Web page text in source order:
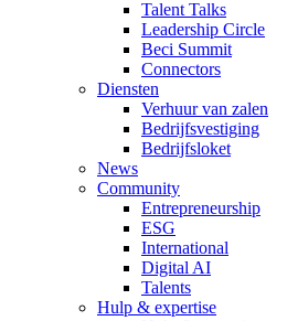
Talent Talks
Leadership Circle
Beci Summit
Connectors
Diensten
Verhuur van zalen
Bedrijfsvestiging
Bedrijfsloket
News
Community
Entrepreneurship
ESG
International
Digital AI
Talents
Hulp & expertise